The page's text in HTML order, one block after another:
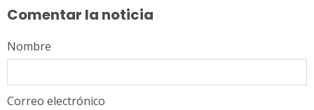
Comentar la noticia
Nombre
Correo electrónico